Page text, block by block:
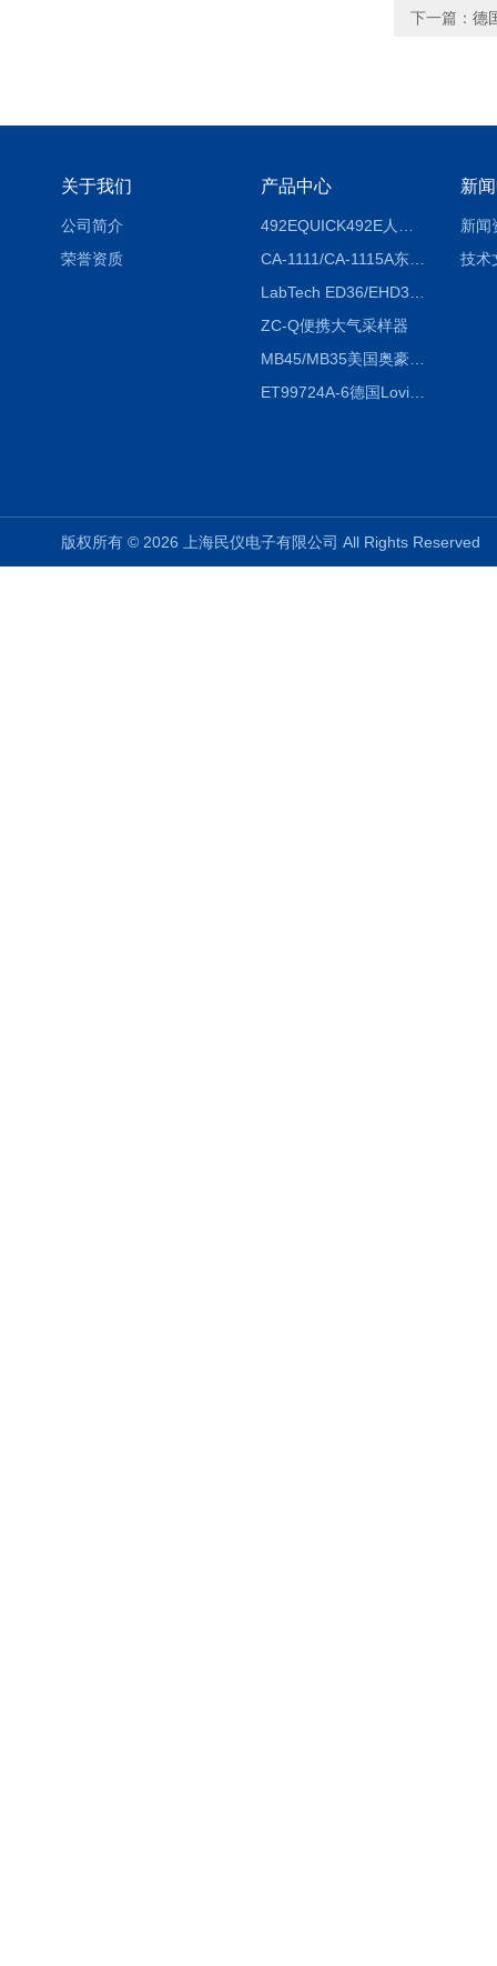
下一篇： 德
关于我们
公司简介
荣誉资质
产品中心
CA-1111/CA-1115A东京理化EYELA CA-1111/CA-1115A冷却水循环装置
ZC-Q便携大气采样器
MB45/MB35美国奥豪斯OHAUS MB45/MB35卤素红外水分测定仪
ET99724A-6德国Lovibond ET99724A-6微电脑BOD测定仪
新
新闻
技术
版权所有 © 2026 上海民仪电子有限公司 All Rights